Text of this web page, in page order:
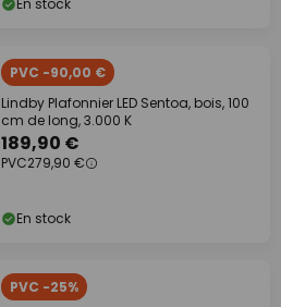
En stock
PVC -90,00 €
Lindby Plafonnier LED Sentoa, bois, 100
cm de long, 3.000 K
189,90 €
PVC279,90 €
En stock
PVC -25%